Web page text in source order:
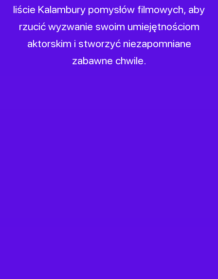
liście Kalambury pomysłów filmowych, aby
rzucić wyzwanie swoim umiejętnościom
aktorskim i stworzyć niezapomniane
zabawne chwile.